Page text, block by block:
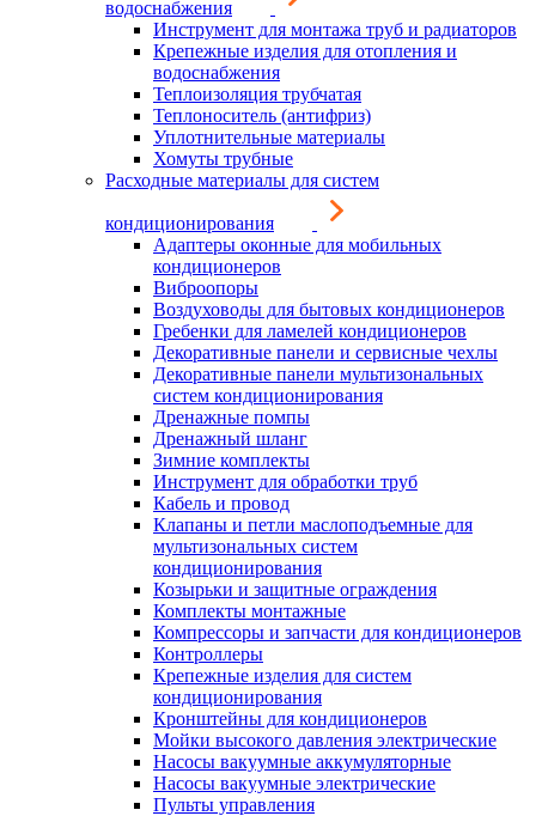
водоснабжения
Инструмент для монтажа труб и радиаторов
Крепежные изделия для отопления и
водоснабжения
Теплоизоляция трубчатая
Теплоноситель (антифриз)
Уплотнительные материалы
Хомуты трубные
Расходные материалы для систем
кондиционирования
Адаптеры оконные для мобильных
кондиционеров
Виброопоры
Воздуховоды для бытовых кондиционеров
Гребенки для ламелей кондиционеров
Декоративные панели и сервисные чехлы
Декоративные панели мультизональных
систем кондиционирования
Дренажные помпы
Дренажный шланг
Зимние комплекты
Инструмент для обработки труб
Кабель и провод
Клапаны и петли маслоподъемные для
мультизональных систем
кондиционирования
Козырьки и защитные ограждения
Комплекты монтажные
Компрессоры и запчасти для кондиционеров
Контроллеры
Крепежные изделия для систем
кондиционирования
Кронштейны для кондиционеров
Мойки высокого давления электрические
Насосы вакуумные аккумуляторные
Насосы вакуумные электрические
Пульты управления